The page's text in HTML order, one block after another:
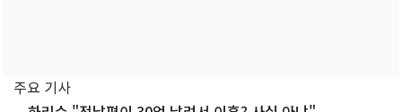
주요 기사